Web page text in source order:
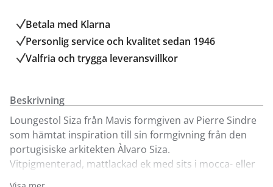
Betala med Klarna
Personlig service och kvalitet sedan 1946
Valfria och trygga leveransvillkor
Beskrivning
Loungestol Siza från Mavis formgiven av Pierre Sindre
som hämtat inspiration till sin formgivning från den
portugisiske arkitekten Àlvaro Siza.
Vitpigmenterad, mattlackad ek med sits i mocca- eller